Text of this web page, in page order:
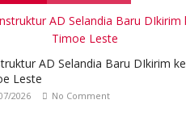
AD Selandia Baru DIkirim ke
Leste
2026 No Comment